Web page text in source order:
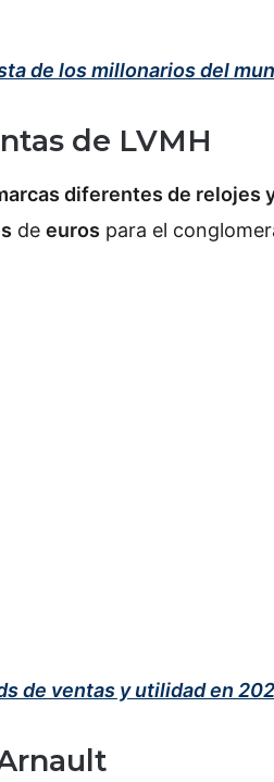
de los millonarios del
de LVMH
diferentes de relojes
de euros para el
de ventas y utilidad en